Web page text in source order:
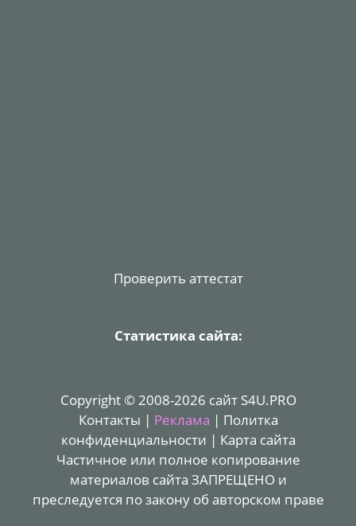
Проверить аттестат
Статистика сайта:
Copyright © 2008-2026 сайт S4U.PRO
Контакты | Реклама | Политка
конфиденциальности | Карта сайта
Частичное или полное копирование
материалов сайта ЗАПРЕЩЕНО и
преследуется по закону об авторском праве